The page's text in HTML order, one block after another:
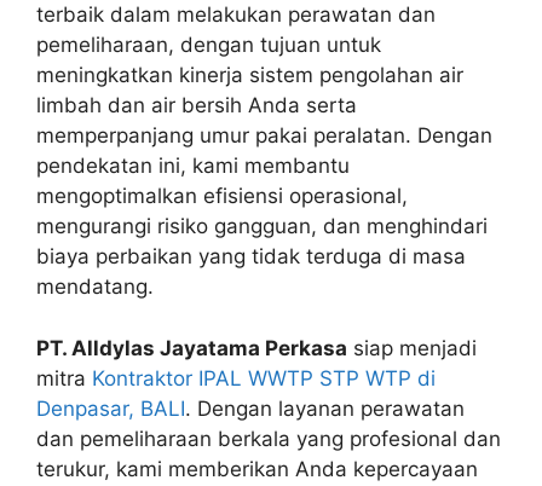
terbaik dalam melakukan perawatan dan
pemeliharaan, dengan tujuan untuk
meningkatkan kinerja sistem pengolahan air
limbah dan air bersih Anda serta
memperpanjang umur pakai peralatan. Dengan
pendekatan ini, kami membantu
mengoptimalkan efisiensi operasional,
mengurangi risiko gangguan, dan menghindari
biaya perbaikan yang tidak terduga di masa
mendatang.
PT. Alldylas Jayatama Perkasa siap menjadi
mitra Kontraktor IPAL WWTP STP WTP di
Denpasar, BALI. Dengan layanan perawatan
dan pemeliharaan berkala yang profesional dan
terukur, kami memberikan Anda kepercayaan